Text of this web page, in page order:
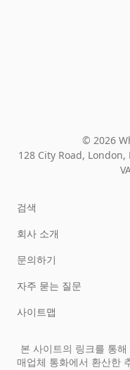
© 2026
128 City Road, London,
검색
회사 소개
문의하기
자주 묻는 질문
사이트맵
본 사이트의 링크를 통
매업체 통화에서 환산한